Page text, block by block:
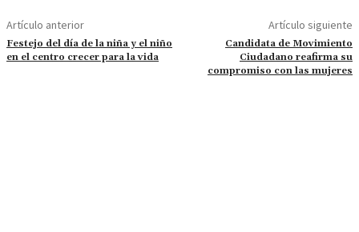
Artículo anterior
Festejo del día de la niña y el niño
en el centro crecer para la vida
Artículo siguiente
Candidata de Movimiento
Ciudadano reafirma su
compromiso con las mujeres